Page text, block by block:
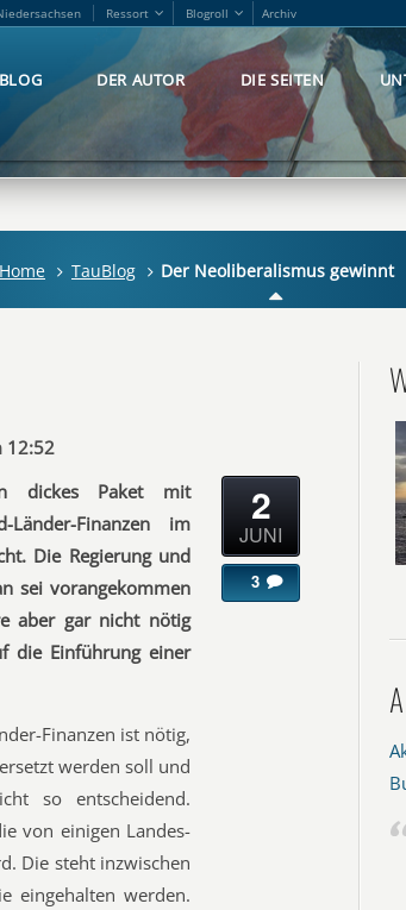
Ressort Blogroll Archiv
DER AUTOR DIE SEITEN
Home TauBlog Der Neoliberalismus gewinnt
12:52
dickes Paket mit
Finanzen im
Die Regierung und
sei vorangekommen
aber gar nicht nötig
die Einführung einer
Finanzen ist nötig,
werden soll und
so entscheidend.
von einigen Landes-
Die steht inzwischen
eingehalten werden.
2
JUNI
3
Ressort Blogroll Archiv
DER AUTOR DIE SEITEN